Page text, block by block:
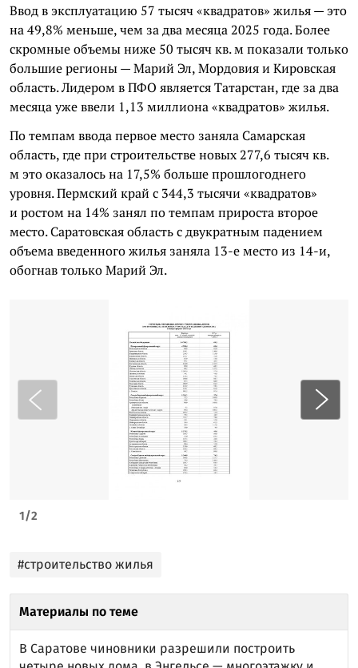
Ввод в эксплуатацию 57 тысяч «квадратов» жилья — это
на 49,8% меньше, чем за два месяца 2025 года. Более
скромные объемы ниже 50 тысяч кв. м показали только
большие регионы — Марий Эл, Мордовия и Кировская
область. Лидером в ПФО является Татарстан, где за два
месяца уже ввели 1,13 миллиона «квадратов» жилья.
По темпам ввода первое место заняла Самарская
область, где при строительстве новых 277,6 тысяч кв.
м это оказалось на 17,5% больше прошлогоднего
уровня. Пермский край с 344,3 тысячи «квадратов»
и ростом на 14% занял по темпам прироста второе
место. Саратовская область с двукратным падением
объема введенного жилья заняла 13-е место из 14-и,
обогнав только Марий Эл.
1/2
#строительство жилья
Материалы по теме
В Саратове чиновники разрешили построить